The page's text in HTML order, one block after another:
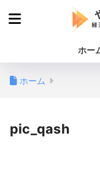
ホー
ホーム
pic_qash